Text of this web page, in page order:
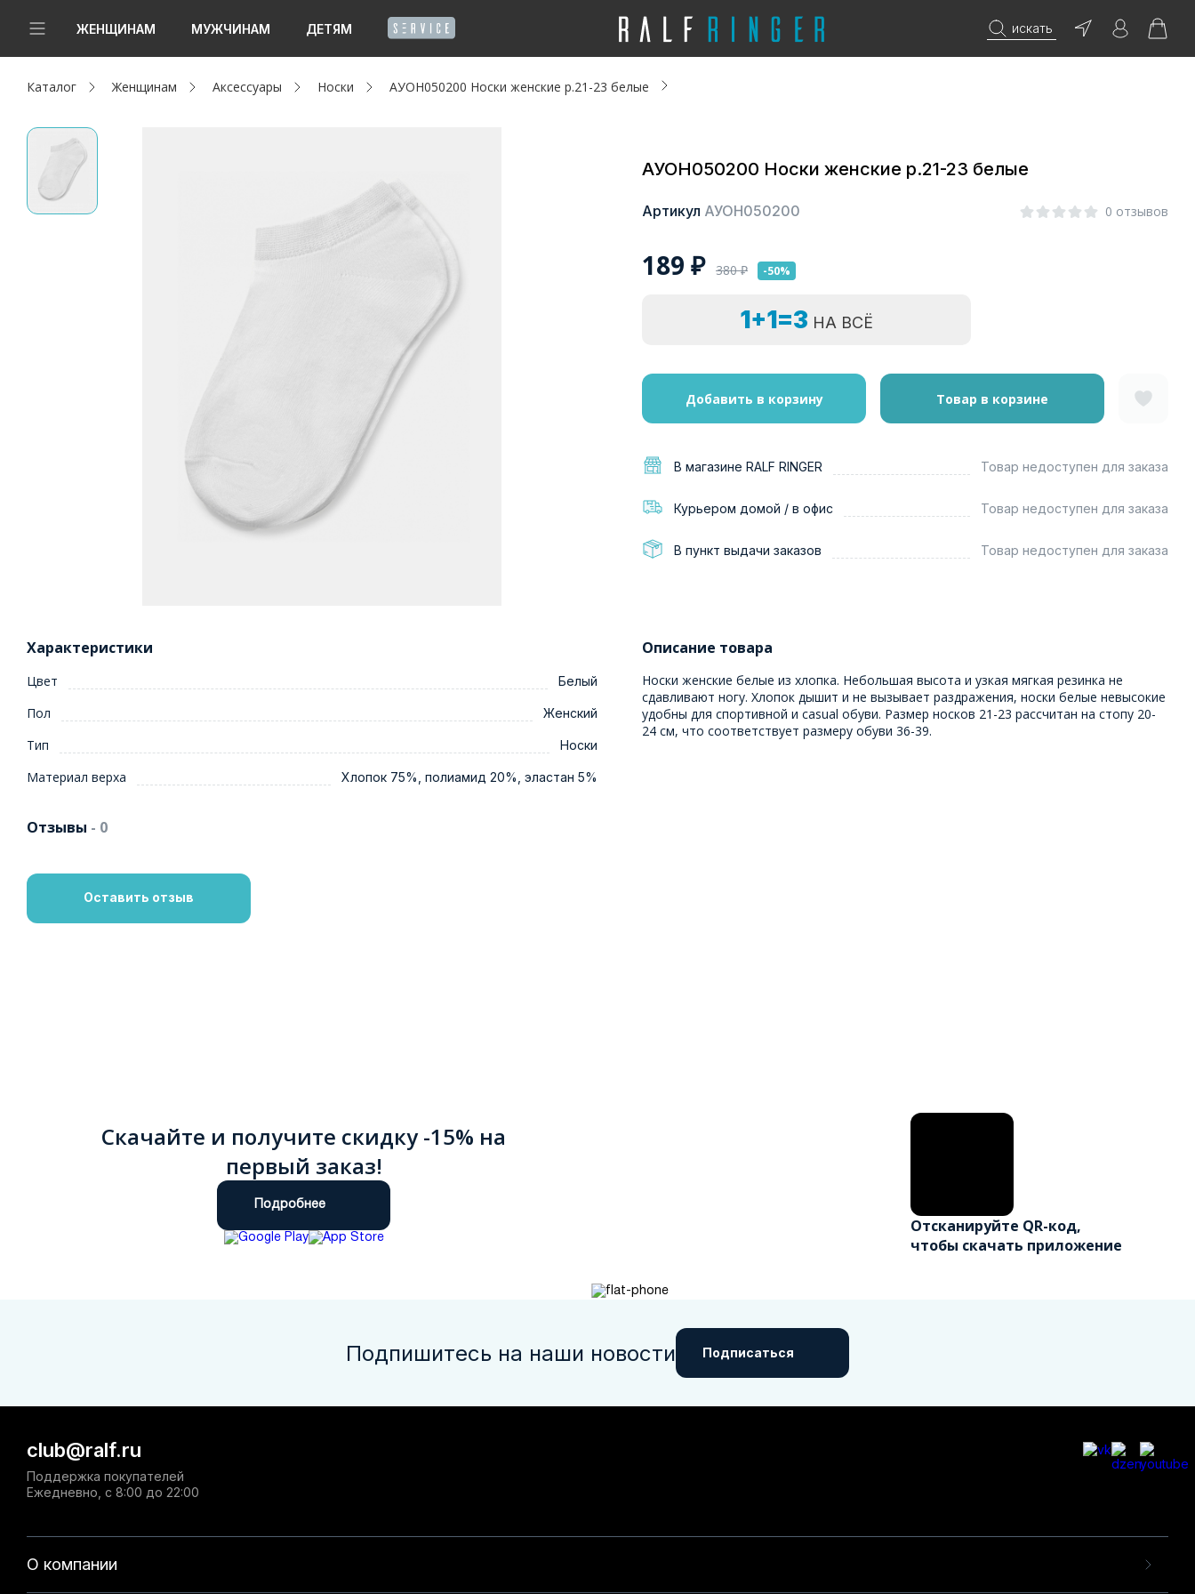
ЖЕНЩИНАМ МУЖЧИНАМ ДЕТЯМ искать
Новинки
Женщинам
Мужчинам
Каталог Женщинам Аксессуары Носки АУОН050200 Носки женские р.21-23 белые
АУОН050200 Носки женские р.21-23 белые
Артикул АУОН050200 0 отзывов
189 ₽ 380₽ -50%
1+1=3 НА ВСЁ
Добавить в корзину Товар в корзине
В магазине RALF RINGER Товар недоступен для заказа
Курьером домой / в офис Товар недоступен для заказа
В пункт выдачи заказов Товар недоступен для заказа
Характеристики
Цвет Белый
Пол Женский
Тип Носки
Материал верха Хлопок 75%, полиамид 20%, эластан 5%
Описание товара
Носки женские белые из хлопка. Небольшая высота и узкая мягкая резинка не
сдавливают ногу. Хлопок дышит и не вызывает раздражения, носки белые невысокие
удобны для спортивной и casual обуви. Размер носков 21-23 рассчитан на стопу 20-
24 см, что соответствует размеру обуви 36-39.
Отзывы - 0
Оставить отзыв
Скачайте и получите скидку -15% на
первый заказ!
Подробнее
Отсканируйте QR-код,
чтобы скачать приложение
Подпишитесь на наши новости Подписаться
О компании
club@ralf.ru
Поддержка покупателей
Ежедневно, с 8:00 до 22:00